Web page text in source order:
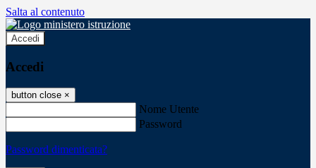
Salta al contenuto
Accedi
Accedi
button close ×
Nome Utente
Password
Password dimenticata?